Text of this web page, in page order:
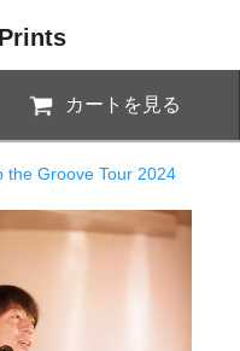
カートを見る
the Groove Tour 2024